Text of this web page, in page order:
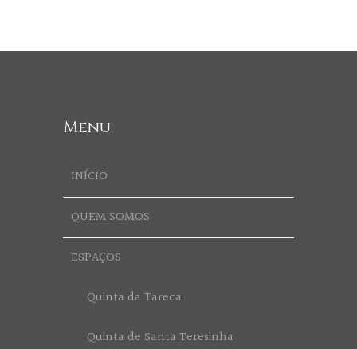
Menu
INÍCIO
QUEM SOMOS
ESPAÇOS
Quinta da Tareca
Quinta de Santa Teresinha